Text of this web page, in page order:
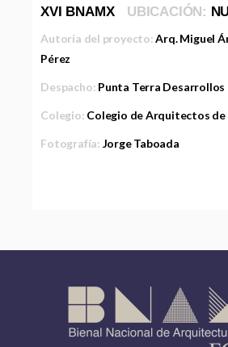
XVI BNAMX UBICACIÓN:
Autoría del proyecto:Arq. Miguel
Pérez
Despacho: Punta Terra
Colegio: Colegio de Arquitectos de
Fotografía: Jorge Taboada